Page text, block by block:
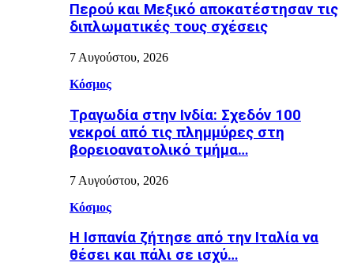
Περού και Μεξικό αποκατέστησαν τις
διπλωματικές τους σχέσεις
7 Αυγούστου, 2026
Κόσμος
Τραγωδία στην Ινδία: Σχεδόν 100
νεκροί από τις πλημμύρες στη
βορειοανατολικό τμήμα…
7 Αυγούστου, 2026
Κόσμος
H Ισπανία ζήτησε από την Ιταλία να
θέσει και πάλι σε ισχύ…